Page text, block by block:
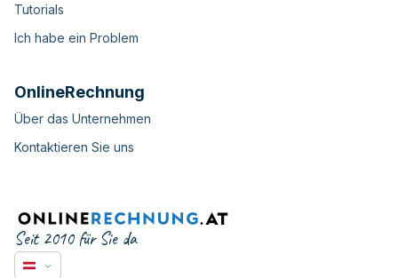
Tutorials
Ich habe ein Problem
OnlineRechnung
Über das Unternehmen
Kontaktieren Sie uns
Seit 2010 für Sie da